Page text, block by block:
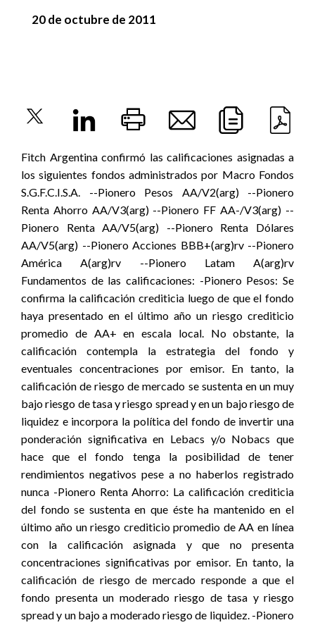
20 de octubre de 2011
Fitch Argentina confirmó las calificaciones asignadas a
los siguientes fondos administrados por Macro Fondos
S.G.F.C.I.S.A. --Pionero Pesos AA/V2(arg) --Pionero
Renta Ahorro AA/V3(arg) --Pionero FF AA-/V3(arg) --
Pionero Renta AA/V5(arg) --Pionero Renta Dólares
AA/V5(arg) --Pionero Acciones BBB+(arg)rv --Pionero
América A(arg)rv --Pionero Latam A(arg)rv
Fundamentos de las calificaciones: -Pionero Pesos: Se
confirma la calificación crediticia luego de que el fondo
haya presentado en el último año un riesgo crediticio
promedio de AA+ en escala local. No obstante, la
calificación contempla la estrategia del fondo y
eventuales concentraciones por emisor. En tanto, la
calificación de riesgo de mercado se sustenta en un muy
bajo riesgo de tasa y riesgo spread y en un bajo riesgo de
liquidez e incorpora la política del fondo de invertir una
ponderación significativa en Lebacs y/o Nobacs que
hace que el fondo tenga la posibilidad de tener
rendimientos negativos pese a no haberlos registrado
nunca -Pionero Renta Ahorro: La calificación crediticia
del fondo se sustenta en que éste ha mantenido en el
último año un riesgo crediticio promedio de AA en línea
con la calificación asignada y que no presenta
concentraciones significativas por emisor. En tanto, la
calificación de riesgo de mercado responde a que el
fondo presenta un moderado riesgo de tasa y riesgo
spread y un bajo a moderado riesgo de liquidez. -Pionero